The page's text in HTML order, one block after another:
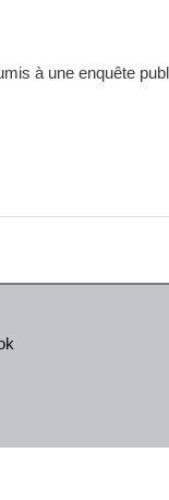
à une enquête